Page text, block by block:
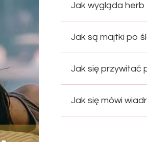
Jak wygląda herb
Jak są majtki po
Jak się przywitać
Jak się mówi